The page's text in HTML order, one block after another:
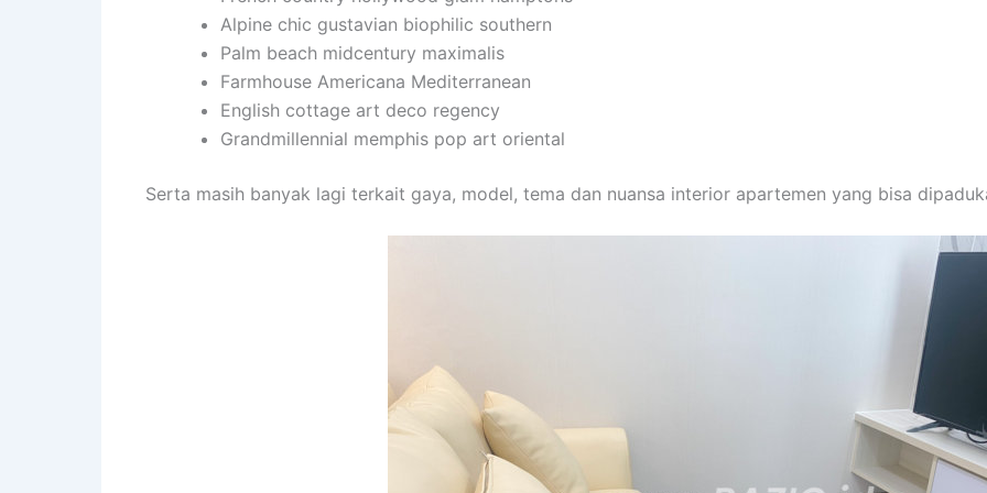
Alpine chic gustavian biophilic southern
Palm beach midcentury maximalis
Farmhouse Americana Mediterranean
English cottage art deco regency
Grandmillennial memphis pop art oriental
Serta masih banyak lagi terkait gaya, model, tema dan nuansa interior apartemen yang bisa